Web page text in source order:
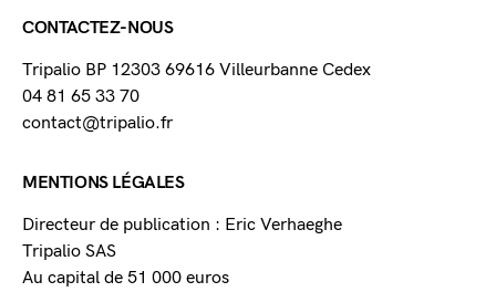
CONTACTEZ-NOUS
Tripalio BP 12303 69616 Villeurbanne Cedex
04 81 65 33 70
contact@tripalio.fr
MENTIONS LÉGALES
Directeur de publication : Eric Verhaeghe
Tripalio SAS
Au capital de 51 000 euros